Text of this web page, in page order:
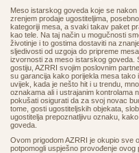
Meso istarskog goveda koje se
zrenjem prodaje ugostiteljima,
kategoriji mesa, a svaki takav paket
kao tele. Na taj način u mogučnosti
životinje i to gostima dostaviti na
sljedivosti od uzgoja do pripreme
izvornosti za meso istarskog goveda.
gostiju, AZRRI svojim poslovnim
su garancija kako porijekla mesa tako
uvijek, kada je nešto hit i u trendu,
oznakama ali i ustrajanim kontrolama
pokušati osigurati da za svoj novac
tome, gosti ugostiteljskih objekata,
ugostitelja prepoznatljivu oznaku,
goveda.
Ovom prigodom AZRRI je okupio sve
potpomogli uspješno provođenje